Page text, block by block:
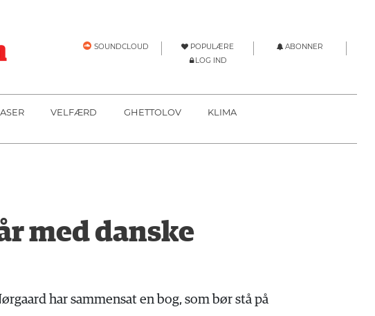
SOUNDCLOUD POPULÆRE
ABONNER
LOG IND
VELFÆRD GHETTOLOV
KLIMA
med danske
har sammensat en bog, som bør stå på